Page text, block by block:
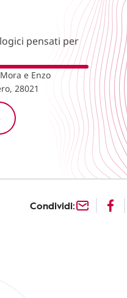
pensati per
e Enzo
28021
Condividi: